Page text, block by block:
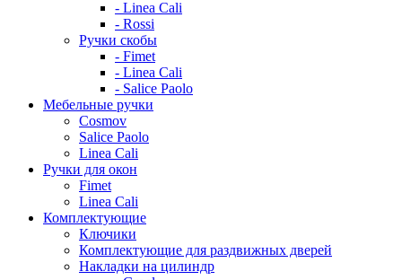
- Linea Cali
- Rossi
Ручки скобы
- Fimet
- Linea Cali
- Salice Paolo
Мебельные ручки
Cosmov
Salice Paolo
Linea Cali
Ручки для окон
Fimet
Linea Cali
Комплектующие
Ключики
Комплектующие для раздвижных дверей
Накладки на цилиндр